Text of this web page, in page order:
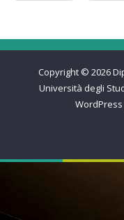
Copyright © 2026
Università degli
WordPress